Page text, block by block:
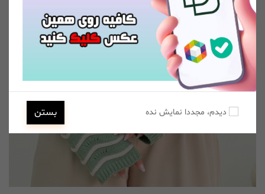
دیدم، مجددا نمایش نده بستن